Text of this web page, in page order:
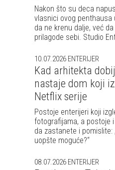
Nakon što su deca
vlasnici ovog penthausa
da ne krenu dalje, već
prilagode sebi. Studio
10.07.2026 ENTERIJER
Kad arhitekta
nastaje dom koji
Netflix serije
Postoje enterijeri koji
fotografijama, a postoje
da zastanete i pomislite:
uopšte moguće?“
08.07.2026 ENTERIJER